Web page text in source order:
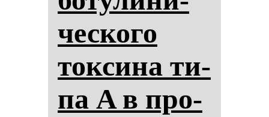
чес­ко­го
ток­си­на ти­
па A в про­